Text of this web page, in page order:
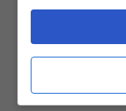
soggetti a
minerali, le
acquisite
toccasana